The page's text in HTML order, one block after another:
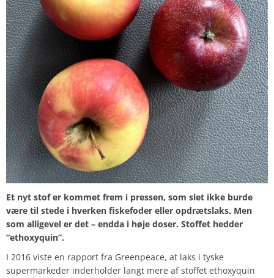
Et nyt stof er kommet frem i pressen, som slet ikke burde
være til stede i hverken fiskefoder eller opdrætslaks. Men
som alligevel er det – endda i høje doser. Stoffet hedder
“ethoxyquin”.
I 2016 viste en rapport fra Greenpeace, at laks i tyske
supermarkeder inderholder langt mere af stoffet ethoxyquin